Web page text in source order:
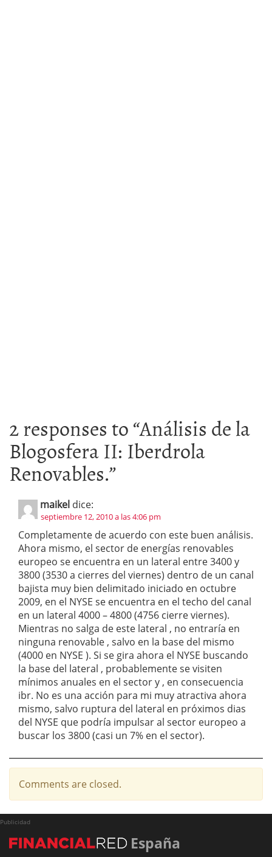
2 responses to “Análisis de la
Blogosfera II: Iberdrola
Renovables.”
maikel dice:
septiembre 12, 2010 a las 4:06 pm
Completamente de acuerdo con este buen análisis.
Ahora mismo, el sector de energías renovables
europeo se encuentra en un lateral entre 3400 y
3800 (3530 a cierres del viernes) dentro de un canal
bajista muy bien delimitado iniciado en octubre
2009, en el NYSE se encuentra en el techo del canal
en un lateral 4000 – 4800 (4756 cierre viernes).
Mientras no salga de este lateral , no entraría en
ninguna renovable , salvo en la base del mismo
(4000 en NYSE ). Si se gira ahora el NYSE buscando
la base del lateral , probablemente se visiten
mínimos anuales en el sector y , en consecuencia
ibr. No es una acción para mi muy atractiva ahora
mismo, salvo ruptura del lateral en próximos dias
del NYSE que podría impulsar al sector europeo a
buscar los 3800 (casi un 7% en el sector).
Comments are closed.
Publicidad
España